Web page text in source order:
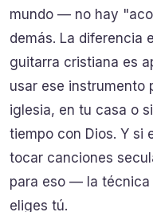
mundo — no hay
demás. La diferencia
guitarra cristiana es
usar ese instrumento
iglesia, en tu casa o
tiempo con Dios. Y si
tocar canciones
para eso — la técnica
eliges tú.